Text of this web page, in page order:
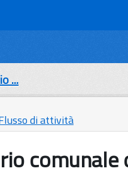
...
di attività
comunale